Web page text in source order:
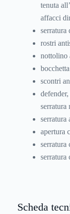
tenuta
affacci
serratura
rostri
nottolino
scontri
serratura
serratura
apertura
serratura
serratura
Scheda